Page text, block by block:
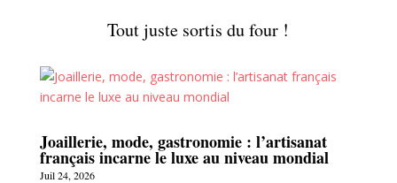
Tout juste sortis du four !
Joaillerie, mode, gastronomie : l’artisanat
français incarne le luxe au niveau mondial
Juil 24, 2026